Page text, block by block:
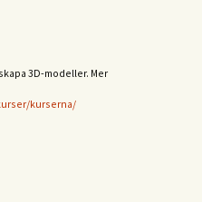
3D-modeller. Mer
kurserna/